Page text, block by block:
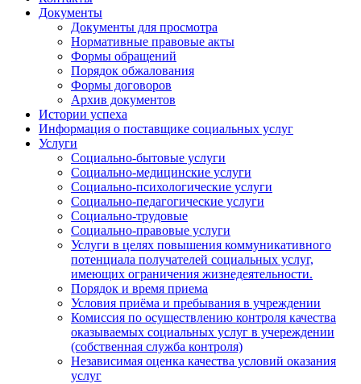
Документы
Документы для просмотра
Нормативные правовые акты
Формы обращений
Порядок обжалования
Формы договоров
Архив документов
Истории успеха
Информация о поставщике социальных услуг
Услуги
Социально-бытовые услуги
Социально-медицинские услуги
Социально-психологические услуги
Социально-педагогические услуги
Социально-трудовые
Социально-правовые услуги
Услуги в целях повышения коммуникативного
потенциала получателей социальных услуг,
имеющих ограничения жизнедеятельности.
Порядок и время приема
Условия приёма и пребывания в учреждении
Комиссия по осуществлению контроля качества
оказываемых социальных услуг в учереждении
(собственная служба контроля)
Независимая оценка качества условий оказания
услуг